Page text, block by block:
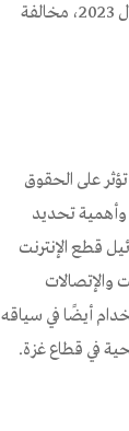
في فرنسا، وألمانيا، والمملكة المتحدة، بمبلغ قدره 7.1 مليون دولار خلال أسبوعين منذ 7 تشرين الأول 2023، مخالفة
على الحقوق
وأهمية تحديد
قطع الإنترنت
والإتصالات
أيضًا في سياقه
في قطاع غزة.